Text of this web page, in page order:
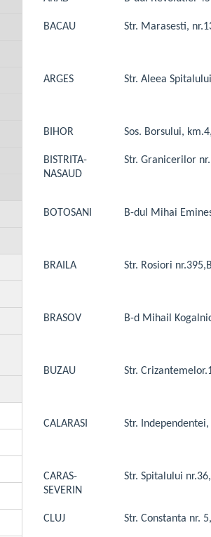
BACAU Str. Marasesti,
ARGES Str. Aleea
BIHOR Sos. Borsului,
BISTRITA-
NASAUD
Str. Granicerilor
BOTOSANI B-dul Mihai
BRAILA Str. Rosiori
BRASOV B-d Mihail
BUZAU Str.
CALARASI Str.
CARAS-
SEVERIN
Str. Spitalului
CLUJ Str. Constanta nr.